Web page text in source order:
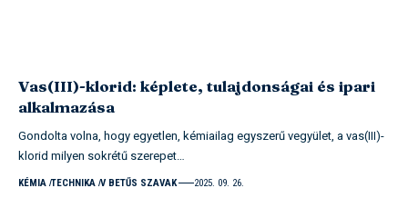
Vas(III)-klorid: képlete, tulajdonságai és ipari
alkalmazása
Gondolta volna, hogy egyetlen, kémiailag egyszerű vegyület, a vas(III)-
klorid milyen sokrétű szerepet…
KÉMIA TECHNIKA V BETŰS SZAVAK 2025. 09. 26.